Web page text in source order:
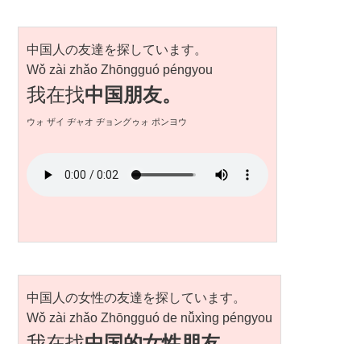
中国人の友達を探しています。
Wǒ zài zhǎo Zhōngguó péngyou
我在找中国朋友。
ウォ ザイ ヂャオ ヂョングゥォ ポンヨウ
中国人の女性の友達を探しています。
Wǒ zài zhǎo Zhōngguó de nǚxìng péngyou